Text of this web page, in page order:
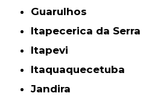
Guarulhos
Itapecerica da Serra
Itapevi
Itaquaquecetuba
Jandira